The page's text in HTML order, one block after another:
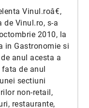
Vinul.roâ€,
de Vinul.ro, s-a
2010, la
in Gastronomie si
anul acesta a
de anul
sectiuni
non-retail,
restaurante,